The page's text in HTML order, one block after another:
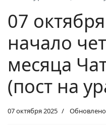
07
начало
месяца
(пост на
07 октября 2025